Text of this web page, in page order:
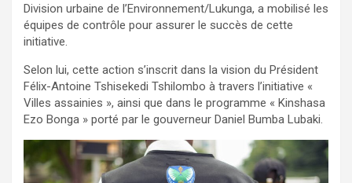
Division urbaine de l’Environnement/Lukunga, a mobilisé les
équipes de contrôle pour assurer le succès de cette
initiative.
Selon lui, cette action s’inscrit dans la vision du Président
Félix-Antoine Tshisekedi Tshilombo à travers l’initiative «
Villes assainies », ainsi que dans le programme « Kinshasa
Ezo Bonga » porté par le gouverneur Daniel Bumba Lubaki.